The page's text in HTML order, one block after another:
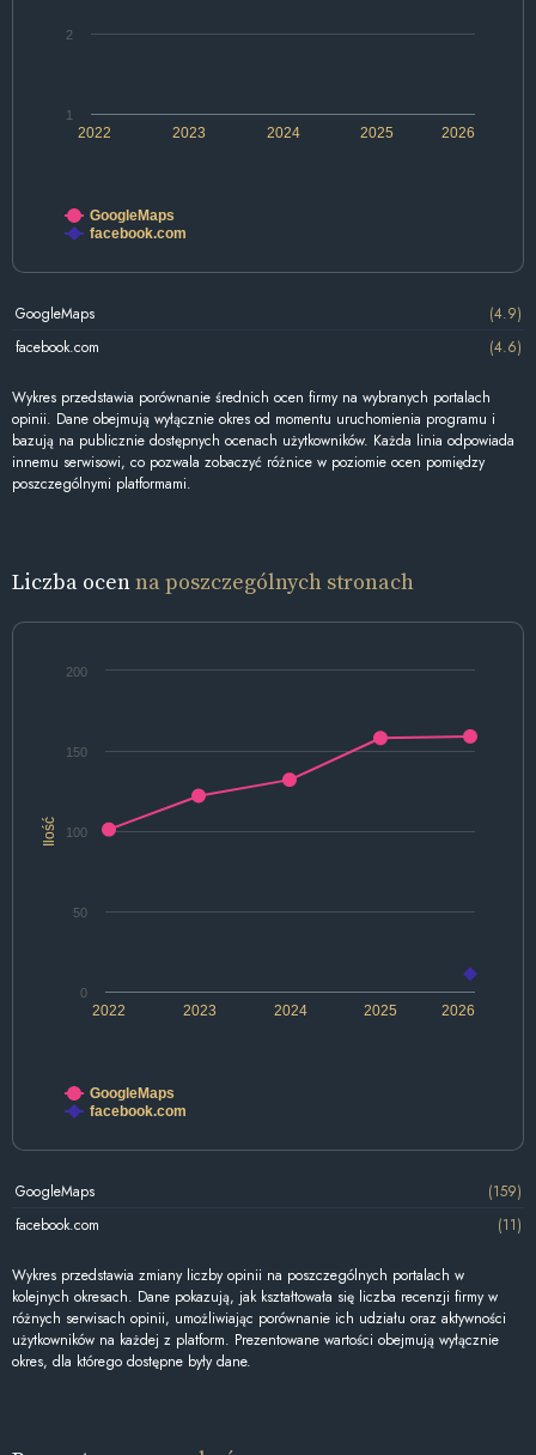
2022 2024 2026
2023 2025
1
2
GoogleMaps
facebook.com
GoogleMaps
(4.9)
facebook.com
(4.6)
Wykres przedstawia porównanie średnich ocen firmy na wybranych portalach
opinii. Dane obejmują wyłącznie okres od momentu uruchomienia programu i
bazują na publicznie dostępnych ocenach użytkowników. Każda linia odpowiada
innemu serwisowi, co pozwala zobaczyć różnice w poziomie ocen pomiędzy
poszczególnymi platformami.
Liczba ocenna poszczególnych stronach
Ilość
2022 2024 2026
2023 2025
0
50
100
150
200
GoogleMaps
facebook.com
GoogleMaps
(159)
facebook.com
(11)
Wykres przedstawia zmiany liczby opinii na poszczególnych portalach w
kolejnych okresach. Dane pokazują, jak kształtowała się liczba recenzji firmy w
różnych serwisach opinii, umożliwiając porównanie ich udziału oraz aktywności
użytkowników na każdej z platform. Prezentowane wartości obejmują wyłącznie
okres, dla którego dostępne były dane.